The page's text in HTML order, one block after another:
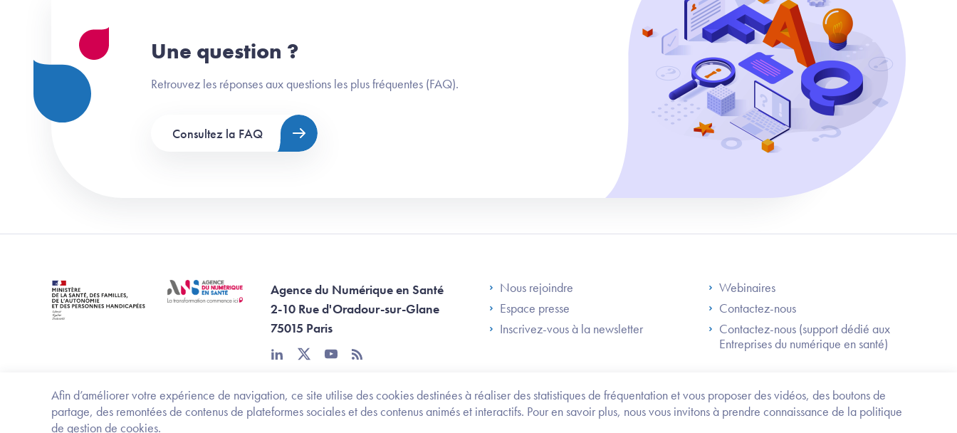
Afin d’améliorer votre expérience de navigation, ce site utilise des cookies destinées à réaliser des statistiques de fréquentation et vous proposer des vidéos, des boutons de
partage, des remontées de contenus de plateformes sociales et des contenus animés et interactifs. Pour en savoir plus, nous vous invitons à prendre connaissance de la politique
de gestion de cookies.
Trouvez
Une question ?
Retrouvez les réponses aux questions les plus fréquentes (FAQ).
Consultez la FAQ
Agence du Numérique en Santé
2-10 Rue d'Oradour-sur-Glane
75015 Paris
linkedintwitteryoutube
rss
Footer Left ANS
Nous rejoindre
Espace presse
Inscrivez-vous à la newsletter
Footer Right ANS
Webinaires
Contactez-nous
Contactez-nous (support dédié aux
Entreprises du numérique en santé)